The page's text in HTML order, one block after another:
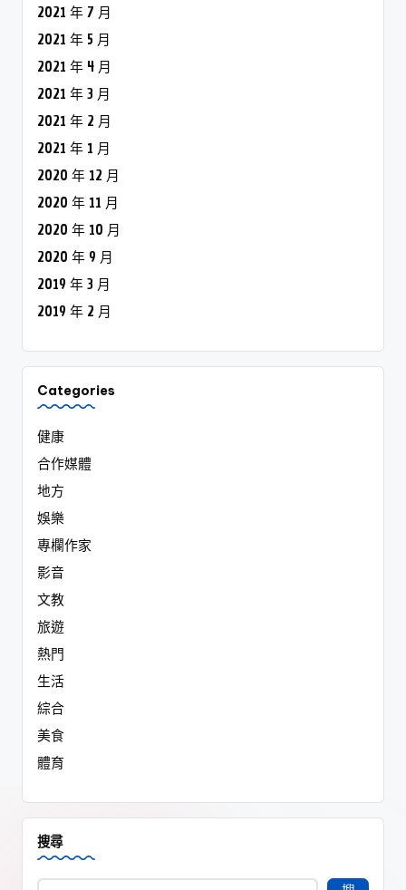
2021 年 7 月
2021 年 5 月
2021 年 4 月
2021 年 3 月
2021 年 2 月
2021 年 1 月
2020 年 12 月
2020 年 11 月
2020 年 10 月
2020 年 9 月
2019 年 3 月
2019 年 2 月
Categories
健康
合作媒體
地方
娛樂
專欄作家
影音
文教
旅遊
熱門
生活
綜合
美食
體育
搜尋